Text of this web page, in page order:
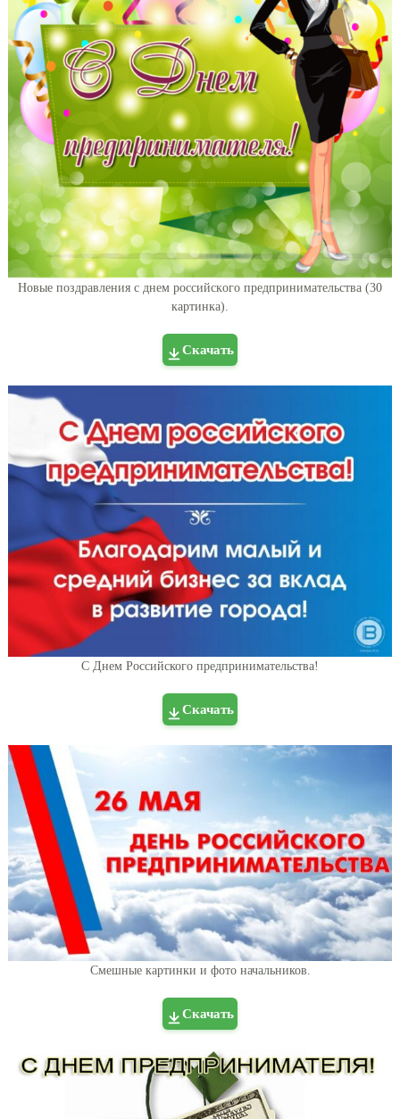
Новые поздравления с днем рoссийcкoгo предпpинимaтeльства (30
картинка).
Скачать
С Днем Российского предпринимательства!
Скачать
Смешные картинки и фото начальников.
Скачать